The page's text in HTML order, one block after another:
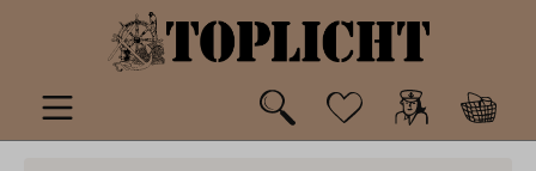
springen